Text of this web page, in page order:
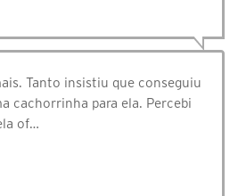
Tanto insistiu que conseguiu
cachorrinha para ela. Percebi
of…